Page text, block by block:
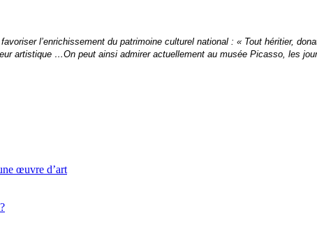
l’enrichissement du patrimoine culturel national : « Tout héritier,
artistique …On peut ainsi admirer actuellement au musée Picasso, les
œuvre d’art